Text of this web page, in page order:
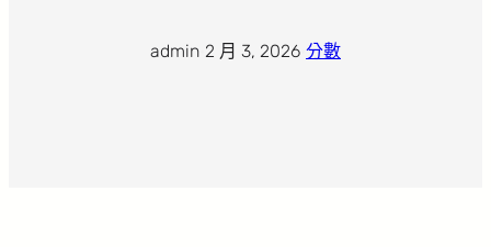
admin 2 月 3, 2026 分數